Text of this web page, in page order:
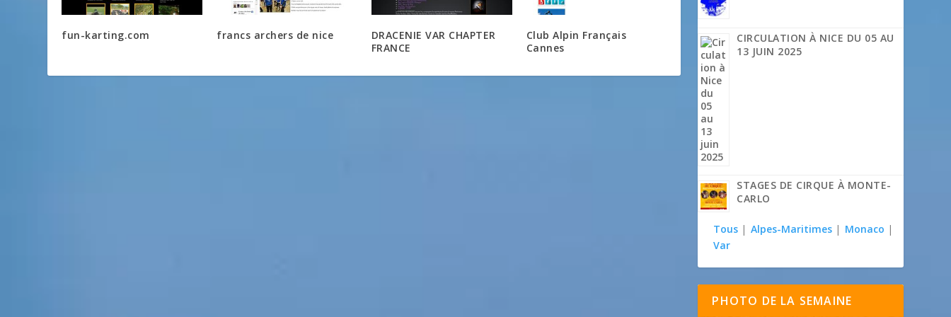
fun-karting.com francs archers de nice
DRACENIE VAR CHAPTER
FRANCE
Club Alpin Français
Cannes
CIRCULATION À NICE DU 05 AU
13 JUIN 2025
STAGES DE CIRQUE À MONTE-
CARLO
Tous | Alpes-Maritimes | Monaco |
Var
PHOTO DE LA SEMAINE